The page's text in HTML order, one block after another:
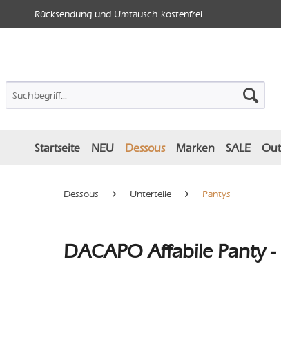
Rücksendung und Umtausch kostenfrei
Startseite NEU Dessous Marken SALE
Dessous Unterteile Pantys
DACAPO Affabile Panty